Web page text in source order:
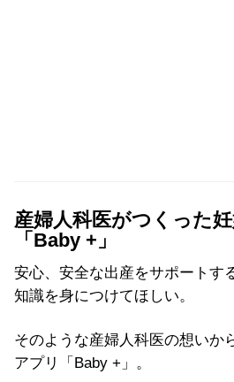
産婦人科医がつくった
「Baby +」
安心、安全な出産をサポートす
知識を身につけてほしい。
そのような産婦人科医の想いか
アプリ「Baby +」。